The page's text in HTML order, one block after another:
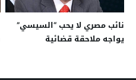
نائب مصري لا يحب “السيسي”
يواجه ملاحقة قضائية